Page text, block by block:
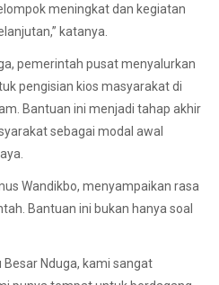
meningkat dan kegiatan
katanya.
pemerintah pusat menyalurkan
pengisian kios masyarakat di
Bantuan ini menjadi tahap akhir
sebagai modal awal
Wandikbo, menyampaikan rasa
Bantuan ini bukan hanya soal
Besar Nduga, kami sangat